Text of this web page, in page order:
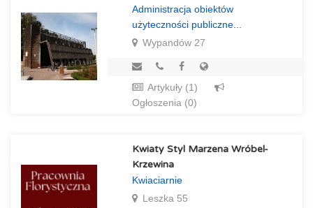
Administracja obiektów
użyteczności publiczne...
Wypandów 27
Artykuły (1)
Ogłoszenia (0)
Kwiaty Styl Marzena Wróbel-
Krzewina
Kwiaciarnie
Leszka 55